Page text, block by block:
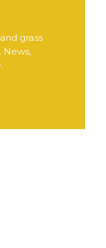
grass
News,